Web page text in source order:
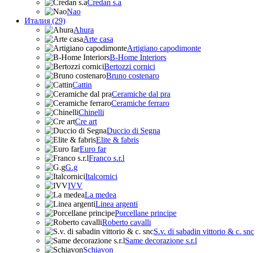
Credan s.a
Nao
Италия (29)
Ahura
Arte casa
Artigiano capodimonte
B-Home Interiors
Bertozzi cornici
Bruno costenaro
Cattin
Ceramiche dal pra
Ceramiche ferraro
Chinelli
Cre art
Duccio di Segna
Elite & fabris
Euro far
Franco s.r.l
G.g
Italcornici
IVV
La medea
Linea argenti
Porcellane principe
Roberto cavalli
S.v. di sabadin vittorio & c. snc
Same decorazione s.r.l
Schiavon